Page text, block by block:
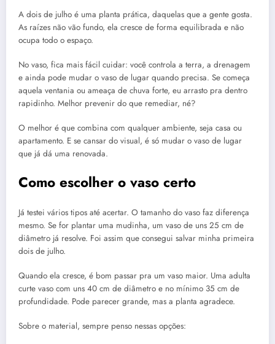
A dois de julho é uma planta prática, daquelas que a gente gosta.
As raízes não vão fundo, ela cresce de forma equilibrada e não
ocupa todo o espaço.
No vaso, fica mais fácil cuidar: você controla a terra, a drenagem
e ainda pode mudar o vaso de lugar quando precisa. Se começa
aquela ventania ou ameaça de chuva forte, eu arrasto pra dentro
rapidinho. Melhor prevenir do que remediar, né?
O melhor é que combina com qualquer ambiente, seja casa ou
apartamento. E se cansar do visual, é só mudar o vaso de lugar
que já dá uma renovada.
Como escolher o vaso certo
Já testei vários tipos até acertar. O tamanho do vaso faz diferença
mesmo. Se for plantar uma mudinha, um vaso de uns 25 cm de
diâmetro já resolve. Foi assim que consegui salvar minha primeira
dois de julho.
Quando ela cresce, é bom passar pra um vaso maior. Uma adulta
curte vaso com uns 40 cm de diâmetro e no mínimo 35 cm de
profundidade. Pode parecer grande, mas a planta agradece.
Sobre o material, sempre penso nessas opções: